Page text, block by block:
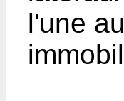
l'une